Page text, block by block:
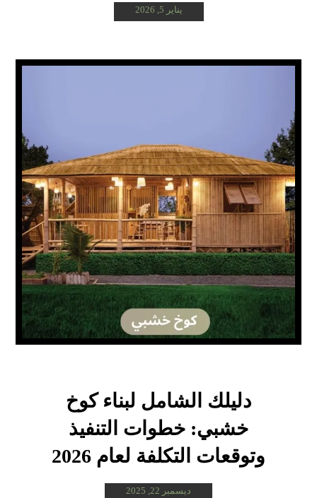
يناير 5, 2026
دليلك الشامل لبناء كوخ
خشبي: خطوات التنفيذ
وتوقعات التكلفة لعام 2026
ديسمبر 22, 2025